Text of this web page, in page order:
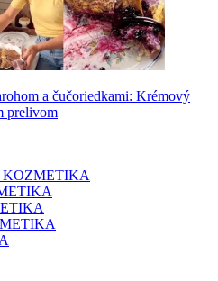
a čučoriedkami: Krémový
prelivom